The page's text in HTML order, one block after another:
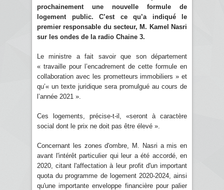
prochainement une nouvelle formule de
logement public. C’est ce qu’a indiqué le
premier responsable du secteur, M. Kamel Nasri
sur les ondes de la radio Chaine 3.
Le ministre a fait savoir que son département
« travaille pour l’encadrement de cette formule en
collaboration avec les prometteurs immobiliers » et
qu’« un texte juridique sera promulgué au cours de
l’année 2021 ».
Ces logements, précise-t-il, «seront à caractère
social dont le prix ne doit pas être élevé ».
Concernant les zones d'ombre, M. Nasri a mis en
avant l'intérêt particulier qui leur a été accordé, en
2020, citant l'affectation à leur profit d'un important
quota du programme de logement 2020-2024, ainsi
qu'une importante enveloppe financière pour palier